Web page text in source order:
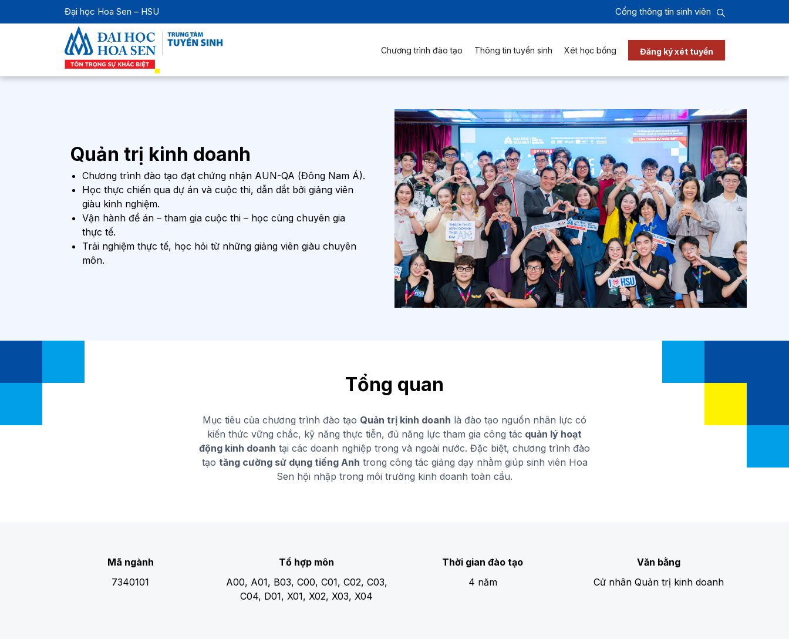
Đại học Hoa Sen – HSU Cổng thông tin sinh viên
Chương trình đào tạo Thông tin tuyển sinh Xét học bổng Đăng ký xét tuyển
Quản trị kinh doanh
Chương trình đào tạo đạt chứng nhận AUN-QA (Đông Nam Á).
Học thực chiến qua dự án và cuộc thi, dẫn dắt bởi giảng viên
giàu kinh nghiệm.
Vận hành đề án – tham gia cuộc thi – học cùng chuyên gia
thực tế.
Trải nghiệm thực tế, học hỏi từ những giảng viên giàu chuyên
môn.
Tổng quan
Mục tiêu của chương trình đào tạo Quản trị kinh doanh là đào tạo nguồn nhân lực có
kiến thức vững chắc, kỹ năng thực tiễn, đủ năng lực tham gia công tác quản lý hoạt
động kinh doanh tại các doanh nghiệp trong và ngoài nước. Đặc biệt, chương trình đào
tạo tăng cường sử dụng tiếng Anh trong công tác giảng dạy nhằm giúp sinh viên Hoa
Sen hội nhập trong môi trường kinh doanh toàn cầu.
Mã ngành
7340101
Tổ hợp môn
A00, A01, B03, C00, C01, C02, C03,
C04, D01, X01, X02, X03, X04
Thời gian đào tạo
4 năm
Văn bằng
Cử nhân Quản trị kinh doanh